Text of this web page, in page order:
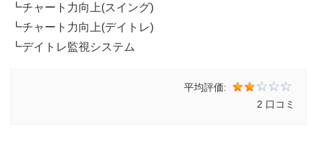
┗チャート力向上(スイング)
┗チャート力向上(デイトレ)
┗デイトレ監視システム
平均評価:
2 口コミ